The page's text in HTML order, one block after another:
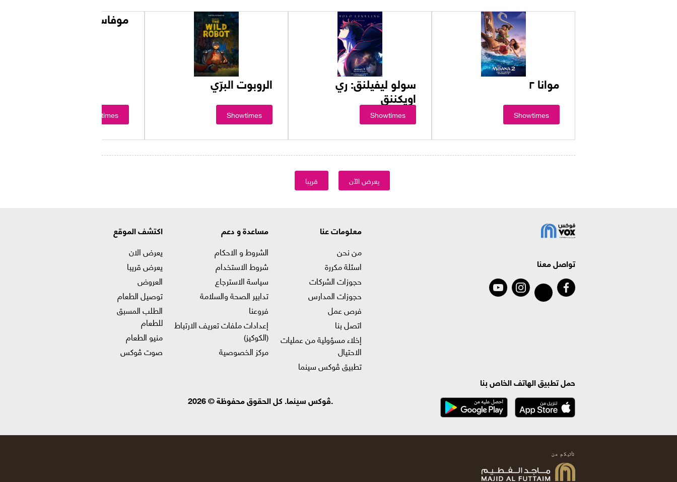
موانا ٢
Showtimes
سولو ليفيلنق: ري
اويكننق
Showtimes
الروبوت البرّي
Showtimes
موفاسا: الأسد الملك
Showtimes
يعرض الآن قريبا
تواصل معنا
معلومات عنا
من نحن
اسئلة مكررة
حجوزات الشركات
حجوزات المدارس
فرص عمل
اتصل بنا
إخلاء مسؤولية من عمليات
الاحتيال
تطبيق ڤوكس سينما
مساعدة و دعم
الشروط و الاحكام
شروط الاستخدام
سياسة الاسترجاع
تدابير الصحة والسلامة
فروعنا
إعدادات ملفات تعريف الارتباط
(الكوكيز)
مركز الخصوصية
اكتشف الموقع
يعرض الان
يعرض قريبا
العروض
توصيل الطعام
الطلب المسبق
للطعام
منيو الطعام
صوت ڤوكس
حمل تطبيق الهاتف الخاص بنا
.ڤوكس سينما. كل الحقوق محفوظة © 2026